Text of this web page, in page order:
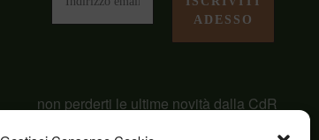
non perderti le ultime novità dalla CdR